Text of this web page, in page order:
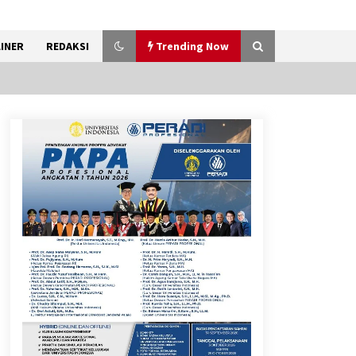
REDAKSI Trending Now
Sarana PAUD Diperkuat,
Tangsel Dorong Angka
Partisipasi Sekolah Terus
Meningkat
7 Agustus 2026
Kemenkum Malut Dorong
Perlindungan Hak Cipta Musik
di Era Digital, Sosialisasikan
Pencatatan Gratis dan
Penguatan Royalti
6 Agustus 2026